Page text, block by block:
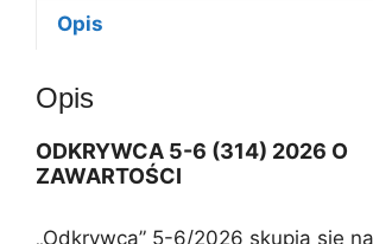
i
v
e
Opis
Opis
ODKRYWCA 5-6 (314) 2026 O
ZAWARTOŚCI
„Odkrywca” 5-6/2026 skupia się